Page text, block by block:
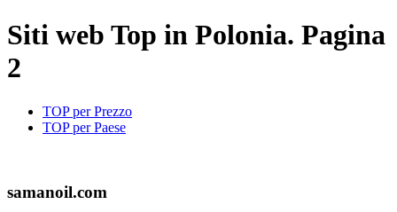
Siti web Top in Polonia. Pagina
2
TOP per Prezzo
TOP per Paese
samanoil.com